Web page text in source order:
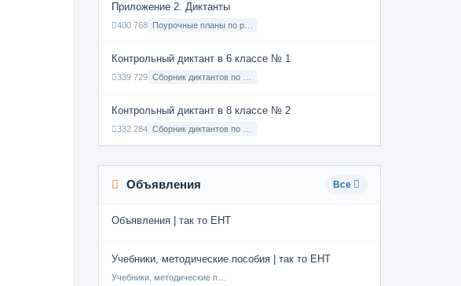
Приложение 2. Диктанты
400 768
Контрольный диктант в 6 классе № 1
339 729
Контрольный диктант в 8 классе № 2
332 284
Объявления Все
Объявления | так то ЕНТ
Учебники, методические пособия | так то ЕНТ